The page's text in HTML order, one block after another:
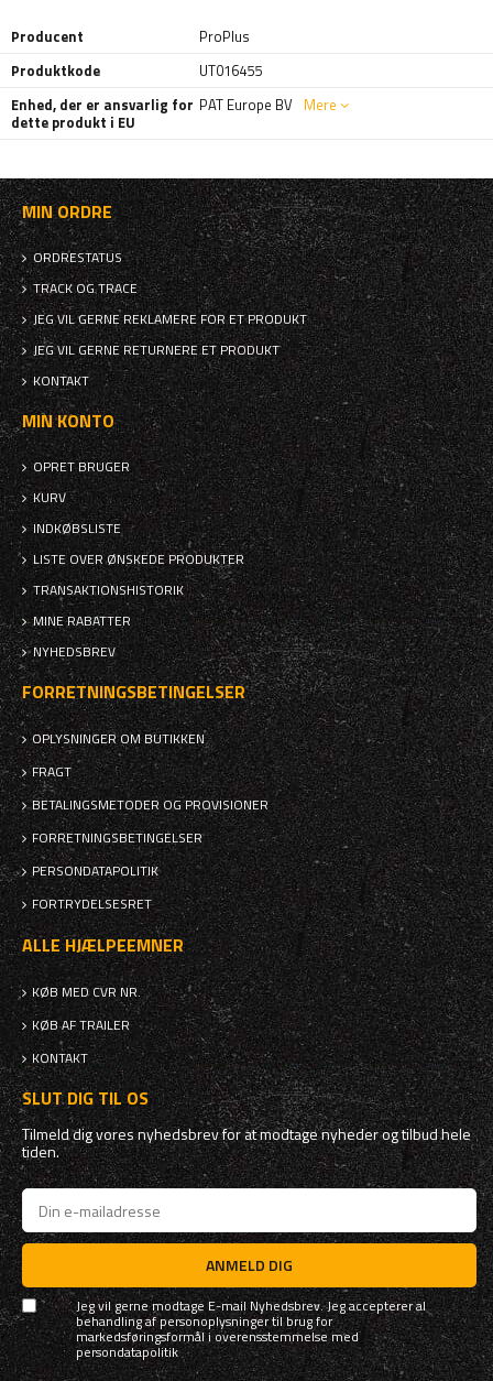
Producent
ProPlus
Produktkode
UT016455
Enhed, der er ansvarlig for
dette produkt i EU
PAT Europe BV Mere
MIN ORDRE
ORDRESTATUS
TRACK OG TRACE
JEG VIL GERNE REKLAMERE FOR ET PRODUKT
JEG VIL GERNE RETURNERE ET PRODUKT
KONTAKT
MIN KONTO
OPRET BRUGER
KURV
INDKØBSLISTE
LISTE OVER ØNSKEDE PRODUKTER
TRANSAKTIONSHISTORIK
MINE RABATTER
NYHEDSBREV
FORRETNINGSBETINGELSER
OPLYSNINGER OM BUTIKKEN
FRAGT
BETALINGSMETODER OG PROVISIONER
FORRETNINGSBETINGELSER
PERSONDATAPOLITIK
FORTRYDELSESRET
ALLE HJÆLPEEMNER
KØB MED CVR NR.
KØB AF TRAILER
KONTAKT
SLUT DIG TIL OS
Tilmeld dig vores nyhedsbrev for at modtage nyheder og tilbud hele
tiden.
ANMELD DIG
Jeg vil gerne modtage E-mail Nyhedsbrev. Jeg accepterer al
behandling af personoplysninger til brug for
markedsføringsformål i overensstemmelse med
persondatapolitik